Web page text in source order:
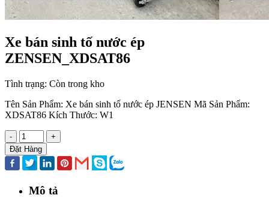
Xe bán sinh tố nước ép
ZENSEN_XDSAT86
Tình trạng: Còn trong kho
Tên Sản Phẩm: Xe bán sinh tố nước ép JENSEN Mã Sản Phẩm:
XDSAT86 Kích Thước: W1
-
+
Đặt Hàng
Mô tả